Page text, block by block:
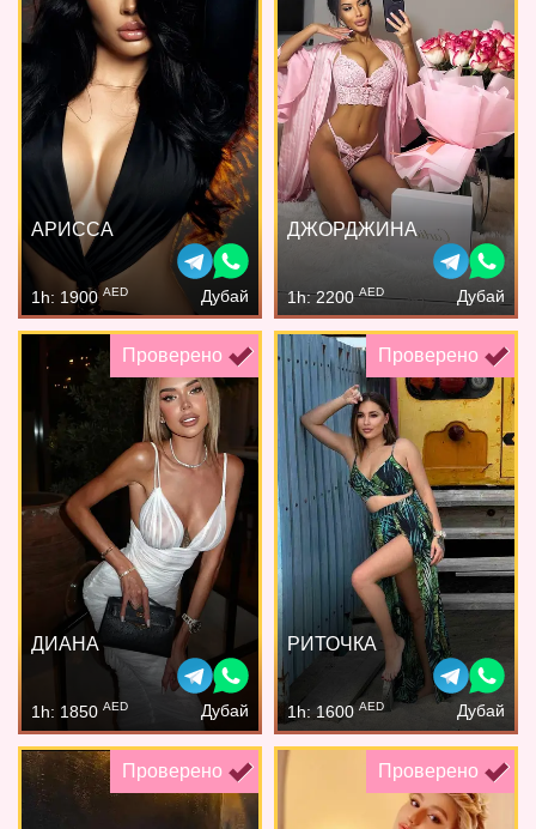
АРИССА
1h: 1900 AED Дубай
ДЖОРДЖИНА
1h: 2200AED Дубай
Проверено
ДИАНА
1h: 1850 AED Дубай
Проверено
РИТОЧКА
1h: 1600 AED Дубай
Проверено Проверено